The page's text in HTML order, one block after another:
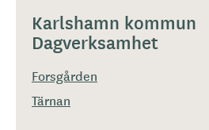
Karlshamn kommun
Dagverksamhet
Forsgården
Tärnan